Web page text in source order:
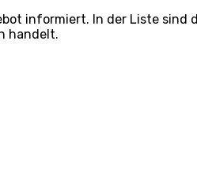
informiert. In der Liste sind
handelt.